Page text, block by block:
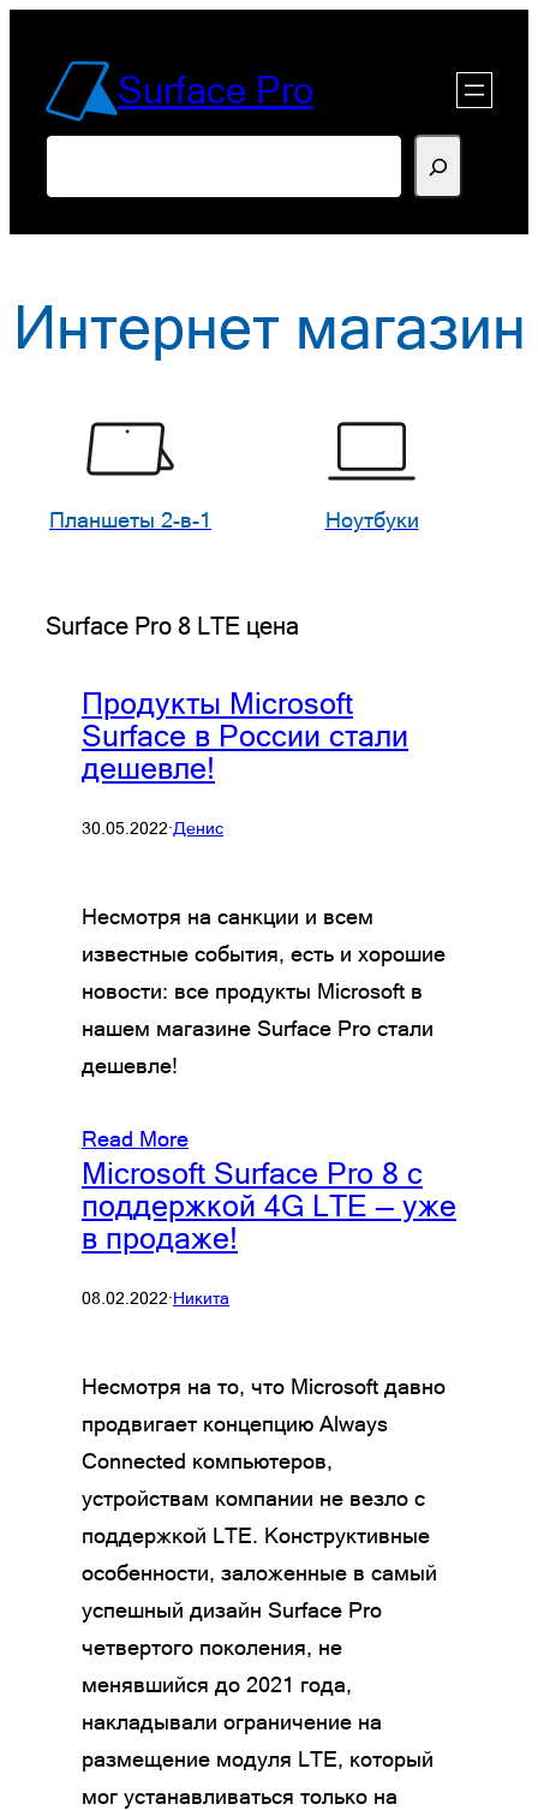
содержимомуSurface Pro
Интернет магазин
Планшеты 2-в-1 Ноутбуки
Surface Pro 8 LTE цена
Продукты Microsoft
Surface в России стали
дешевле!
30.05.2022·Денис
Несмотря на санкции и всем
известные события, есть и хорошие
новости: все продукты Microsoft в
нашем магазине Surface Pro стали
дешевле!
Read More
Microsoft Surface Pro 8 с
поддержкой 4G LTE — уже
в продаже!
08.02.2022·Никита
Несмотря на то, что Microsoft давно
продвигает концепцию Always
Connected компьютеров,
устройствам компании не везло с
поддержкой LTE. Конструктивные
особенности, заложенные в самый
успешный дизайн Surface Pro
четвертого поколения, не
менявшийся до 2021 года,
накладывали ограничение на
размещение модуля LTE, который
мог устанавливаться только на